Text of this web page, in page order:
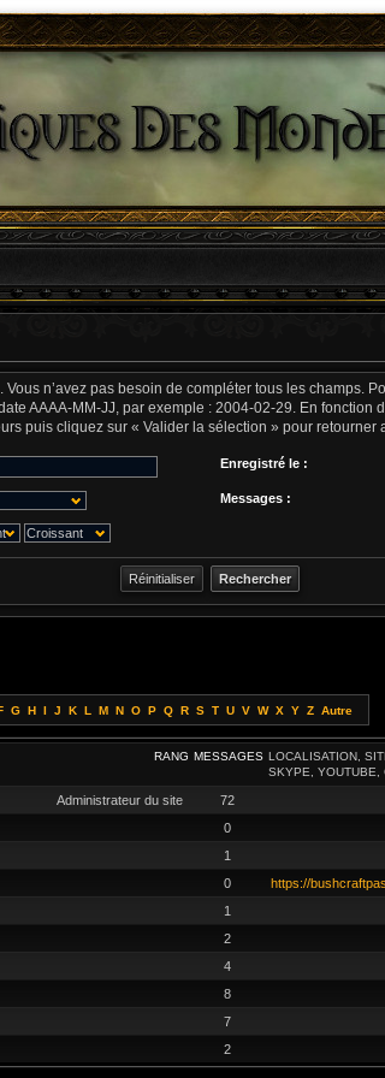
n’avez pas besoin de compléter tous les champs.
AAAA-MM-JJ, par exemple : 2004-02-29. En fonction
puis cliquez sur « Valider la sélection » pour retourner
Enregistré le :
Messages :
G H I J K L M N O P Q R S T U V W X Y Z Autre
RANG MESSAGES LOCALISATION,
SKYPE, YOUTUBE,
Administrateur du site 72
0
1
0 https://
1
2
4
8
7
2